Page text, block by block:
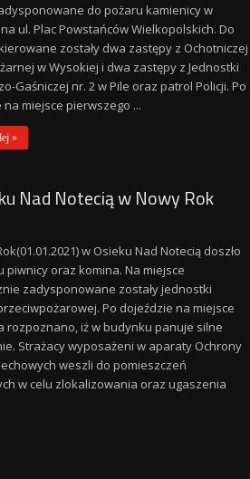
do pożaru kamienicy w
ul. Plac Powstańców Wielkopolskich. Do
zostały dwa zastępy z Ochotniczej
w Wysokiej i dwa zastępy z Jednostki
Gaśniczej nr. 2 w Pile oraz patrol Policji. Po
na miejsce pierwszego ...
»
Nad Notecią w Nowy Rok
w Osieku Nad Notecią doszło
piwnicy oraz komina. Na miejsce
zadysponowane zostały jednostki
Po dojeździe na miejsce
rozpoznano, iż w budynku panuje silne
Strażacy wyposażeni w aparaty Ochrony
weszli do pomieszczeń
w celu zlokalizowania oraz ugaszenia